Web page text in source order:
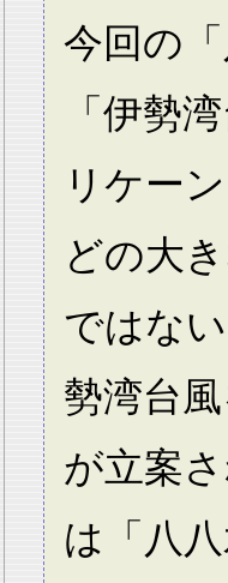
今回の
「伊勢
リケー
どの大
ではな
勢湾台
が立案
は「八